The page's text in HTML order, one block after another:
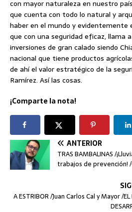
con mayor naturaleza en nuestro
que cuenta con todo lo natural y
haber en el mundo y evidentemente
que con una seguridad eficaz, llama
inversiones de gran calado siendo
nacional que tiene productos
de ahí el valor estratégico de la
Ramírez. Así las cosas.
¡Comparte la nota!
ANTERIOR
TRAS BAMBALINAS /
trabajos de prevención! /
A ESTRIBOR /Juan Carlos Cal y Mayor /EL